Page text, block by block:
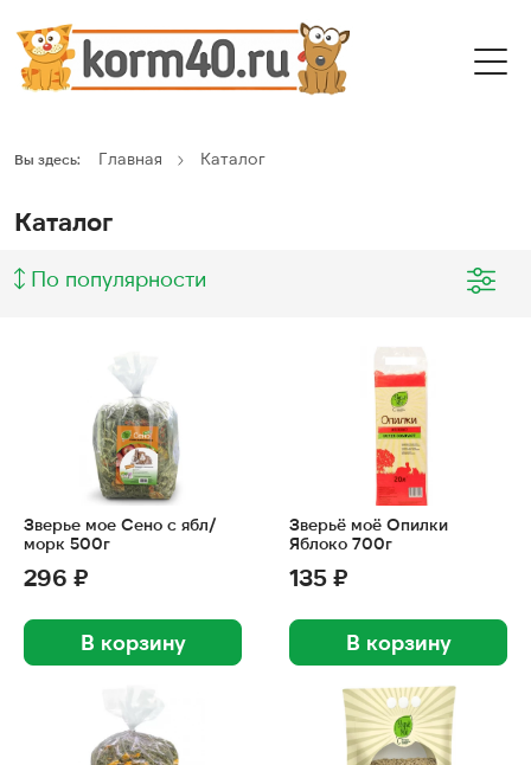
Вы здесь: Главная Каталог
Каталог
По популярности
Зверье мое Сено с ябл/
морк 500г
296 ₽
В корзину
Зверьё моё Опилки
Яблоко 700г
135 ₽
В корзину